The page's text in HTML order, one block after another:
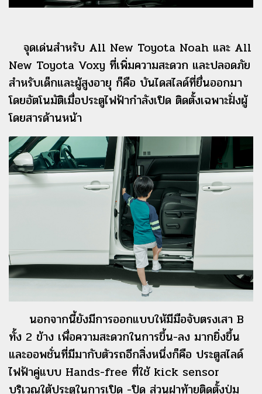
จุดเด่นสำหรับ All New Toyota Noah และ All
New Toyota Voxy ที่เพิ่มความสะดวก และปลอดภัย
สำหรับเด็กและผู้สูงอายุ ก็คือ บันไดสไลด์ที่ยื่นออกมา
โดยอัตโนมัติเมื่อประตูไฟฟ้ากำลังเปิด ติดตั้งเฉพาะฝั่งผู้
โดยสารด้านหน้า
นอกจากนี้ยังมีการออกแบบให้มีมือจับตรงเสา B
ทั้ง 2 ข้าง เพื่อความสะดวกในการขึ้น-ลง มากยิ่งขึ้น
และออพชั่นที่มีมากับตัวรถอีกสิ่งหนึ่งก็คือ ประตูสไลด์
ไฟฟ้าคู่แบบ Hands-free ที่ใช้ kick sensor
บริเวณใต้ประตูในการเปิด -ปิด ส่วนฝาท้ายติดตั้งปุ่ม